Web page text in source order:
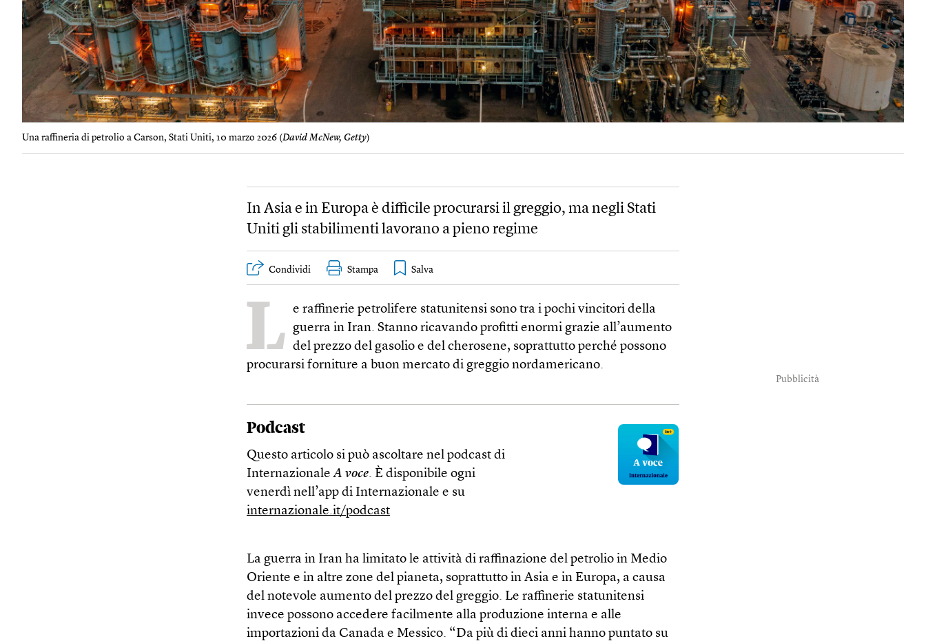
Una raffineria di petrolio a Carson, Stati Uniti, 10 marzo 2026 (David McNew, Getty)
In Asia e in Europa è difficile procurarsi il greggio, ma negli Stati
Uniti gli stabilimenti lavorano a pieno regime
Condividi Stampa
L e raffinerie petrolifere statunitensi sono tra i pochi vincitori della
guerra in Iran. Stanno ricavando profitti enormi grazie all’aumento
del prezzo del gasolio e del cherosene, soprattutto perché possono
procurarsi forniture a buon mercato di greggio nordamericano.
Podcast
Questo articolo si può ascoltare nel podcast di
InternazionaleA voce. È disponibile ogni
venerdì nell’app di Internazionale e su
internazionale.it/podcast
La guerra in Iran ha limitato le attività di raffinazione del petrolio in Medio
Oriente e in altre zone del pianeta, soprattutto in Asia e in Europa, a causa
del notevole aumento del prezzo del greggio. Le raffinerie statunitensi
invece possono accedere facilmente alla produzione interna e alle
importazioni da Canada e Messico. “Da più di dieci anni hanno puntato su
Pubblicità